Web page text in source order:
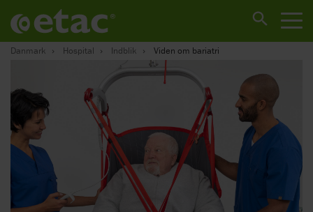
Danmark Hospital Indblik Viden om bariatri